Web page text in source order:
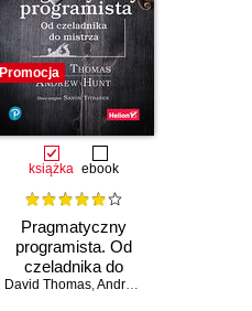
Promocja
książka ebook
Pragmatyczny
programista. Od
czeladnika do
mistrza. Wydanie II
David Thomas,Andrew Hunt